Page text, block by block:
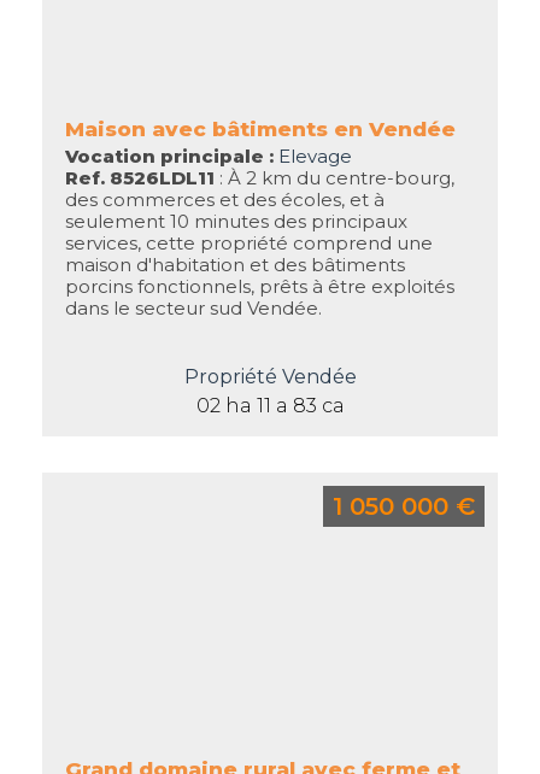
Maison avec bâtiments en Vendée
Vocation principale : Elevage
Ref. 8526LDL11 : À 2 km du centre-bourg,
des commerces et des écoles, et à
seulement 10 minutes des principaux
services, cette propriété comprend une
maison d'habitation et des bâtiments
porcins fonctionnels, prêts à être exploités
dans le secteur sud Vendée.
Propriété Vendée
02 ha 11 a 83 ca
Grand domaine rural avec ferme et
1 050 000 €